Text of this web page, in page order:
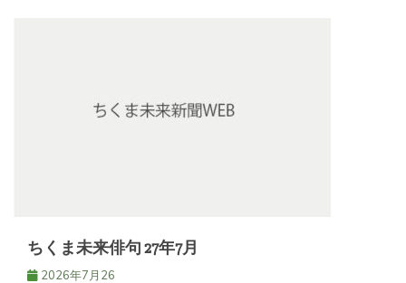
ちくま未来俳句 27年7月
2026年7月26